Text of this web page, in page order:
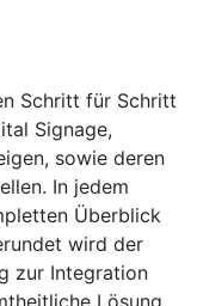
Schritt für Schritt
Signage,
sowie deren
In jedem
Überblick
wird der
zur Integration
Lösung.